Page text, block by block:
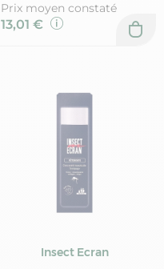
Prix moyen constaté
13,01 €
Insect Ecran